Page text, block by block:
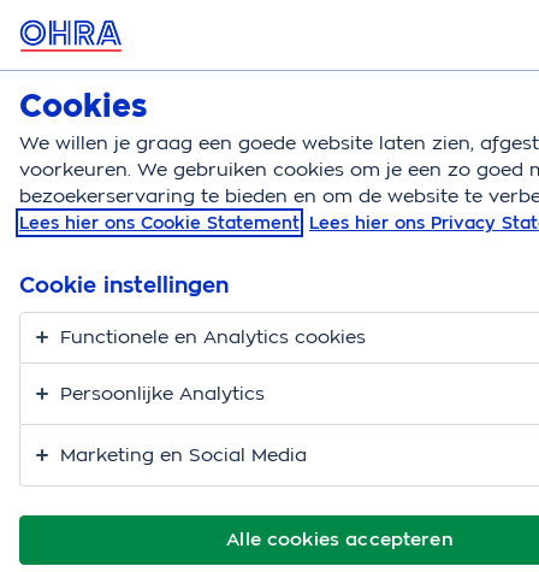
MENU
Kattenverzekering
Kattenverzekering Verzorging en gezondheid
Kunnen katten naar
buiten in de winter?
Cookies
We willen je graag een goede website laten zien,
voorkeuren. We gebruiken cookies om je een zo goed
bezoekerservaring te bieden en om de website te
Lees hier ons Cookie Statement Lees hier ons Privacy
Alle cookies accepteren
Cookie instellingen
Functionele en Analytics cookies
Persoonlijke Analytics
Marketing en Social Media